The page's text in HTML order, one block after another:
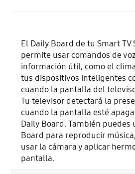
El Daily Board de tu Smart TV
permite usar comandos de
información útil, como el
tus dispositivos inteligentes
cuando la pantalla del
Tu televisor detectará la
cuando la pantalla esté
Daily Board. También puedes
Board para reproducir
usar la cámara y aplicar
pantalla.